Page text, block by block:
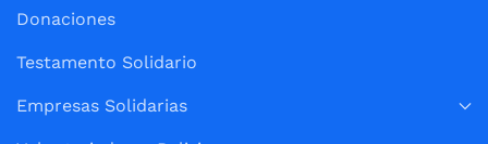
Donaciones
Testamento Solidario
Empresas Solidarias